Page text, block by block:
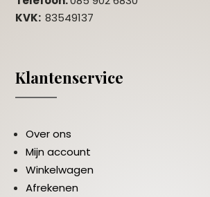
KVK:83549137
Klantenservice
Over ons
Mijn account
Winkelwagen
Afrekenen